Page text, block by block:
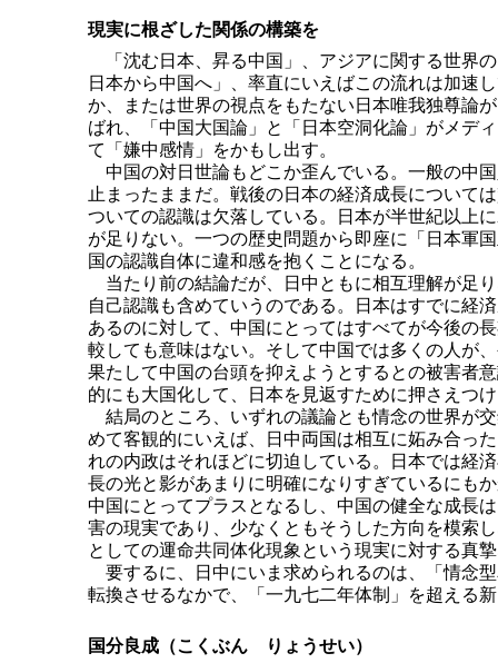
現実に根ざした関係の構築を
「沈む日本、昇る中国」、アジアに関する世界
日本から中国へ」、率直にいえばこの流れは加速
か、または世界の視点をもたない日本唯我独尊論
ばれ、「中国大国論」と「日本空洞化論」がメデ
て「嫌中感情」をかもし出す。
中国の対日世論もどこか歪んでいる。一般の中
止まったままだ。戦後の日本の経済成長について
ついての認識は欠落している。日本が半世紀以上
が足りない。一つの歴史問題から即座に「日本軍
国の認識自体に違和感を抱くことになる。
当たり前の結論だが、日中ともに相互理解が足
自己認識も含めていうのである。日本はすでに経
あるのに対して、中国にとってはすべてが今後の
較しても意味はない。そして中国では多くの人が
果たして中国の台頭を抑えようとするとの被害者
的にも大国化して、日本を見返すために押さえつ
結局のところ、いずれの議論とも情念の世界が
めて客観的にいえば、日中両国は相互に妬み合っ
れの内政はそれほどに切迫している。日本では経
長の光と影があまりに明確になりすぎているにも
中国にとってプラスとなるし、中国の健全な成長
害の現実であり、少なくともそうした方向を模索
としての運命共同体化現象という現実に対する真
要するに、日中にいま求められるのは、「情念
転換させるなかで、「一九七二年体制」を超える
国分良成（こくぶん りょうせい）